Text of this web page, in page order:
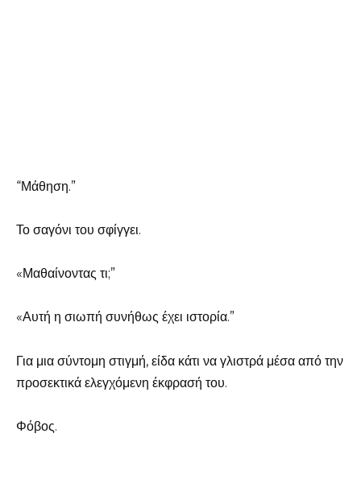
“Μάθηση.”
Το σαγόνι του σφίγγει.
«Μαθαίνοντας τι;”
«Αυτή η σιωπή συνήθως έχει ιστορία.”
Για μια σύντομη στιγμή, είδα κάτι να γλιστρά μέσα από την
προσεκτικά ελεγχόμενη έκφρασή του.
Φόβος.